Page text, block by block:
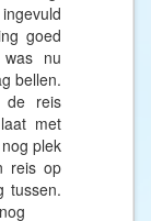
goed
nu
bellen.
de reis
met
plek
reis op
tussen.